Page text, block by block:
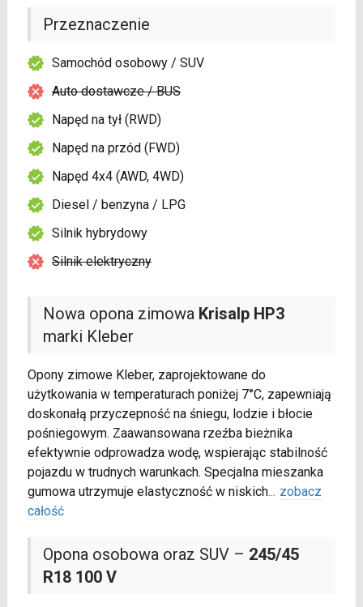
Nowa opona zimowa Krisalp HP3
marki Kleber
Opony zimowe Kleber, zaprojektowane do
użytkowania w temperaturach poniżej 7°C, zapewniają
doskonałą przyczepność na śniegu, lodzie i błocie
pośniegowym. Zaawansowana rzeźba bieżnika
efektywnie odprowadza wodę, wspierając stabilność
pojazdu w trudnych warunkach. Specjalna mieszanka
gumowa utrzymuje elastyczność w niskich... zobacz
całość
Opona osobowa oraz SUV – 245/45
R18 100 V
Przeznaczenie
Samochód osobowy / SUV
Auto dostawcze / BUS
Napęd na tył (RWD)
Napęd na przód (FWD)
Napęd 4x4 (AWD, 4WD)
Diesel / benzyna / LPG
Silnik hybrydowy
Silnik elektryczny